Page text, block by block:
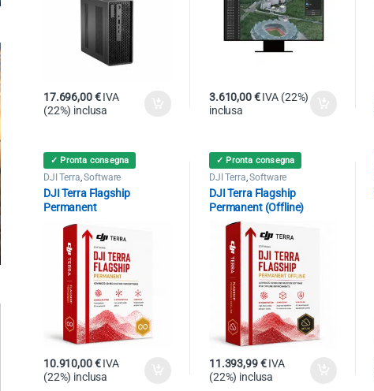
17.696,00€ IVA
(22%) inclusa
3.610,00€ IVA (22%)
inclusa
✓ Pronta consegna
DJI Terra ,Software
DJI Terra Flagship
Permanent
10.910,00€ IVA
(22%) inclusa
✓ Pronta consegna
DJI Terra ,Software
DJI Terra Flagship
Permanent (Offline)
11.393,99€ IVA
(22%) inclusa